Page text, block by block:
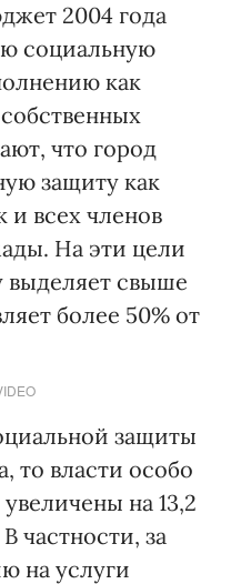
2004 года
социальную
как
что город
защиту как
и всех членов
На эти цели
выделяет свыше
более 50% от
защиты
то власти особо
на 13,2
частности, за
на услуги